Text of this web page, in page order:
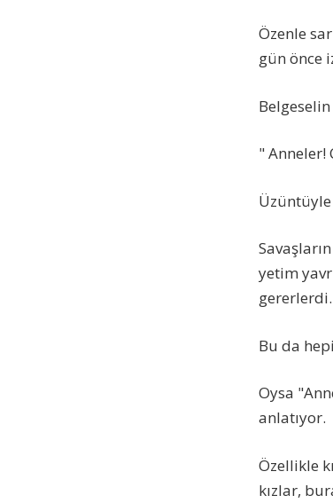
Özenle
gün önce
" Anneler!
Üzüntüyle
yetim
gererlerdi.
Bu da
Oysa
anlatıyor.
Özellikle
kızlar,